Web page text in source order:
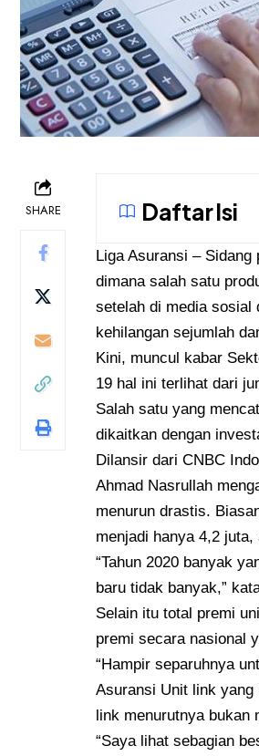
SHARE Daftar Isi
Liga Asuransi – Sidang
dimana salah satu
setelah di media sosial
kehilangan sejumlah
Kini, muncul kabar
19 hal ini terlihat dari
Salah satu yang
dikaitkan dengan
Dilansir dari CNBC
Ahmad Nasrullah
menurun drastis.
menjadi hanya 4,2
“Tahun 2020 banyak
baru tidak banyak,”
Selain itu total premi
premi secara nasional
“Hampir separuhnya
Asuransi Unit link yang
link menurutnya bukan
“Saya lihat sebagian